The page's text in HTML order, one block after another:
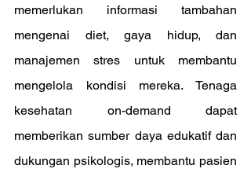
memerlukan informasi tambahan
mengenai diet, gaya hidup, dan
manajemen stres untuk membantu
mengelola kondisi mereka. Tenaga
kesehatan on-demand dapat
memberikan sumber daya edukatif dan
dukungan psikologis, membantu pasien